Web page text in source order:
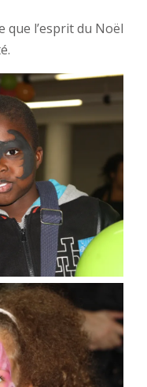
que l’esprit du Noël